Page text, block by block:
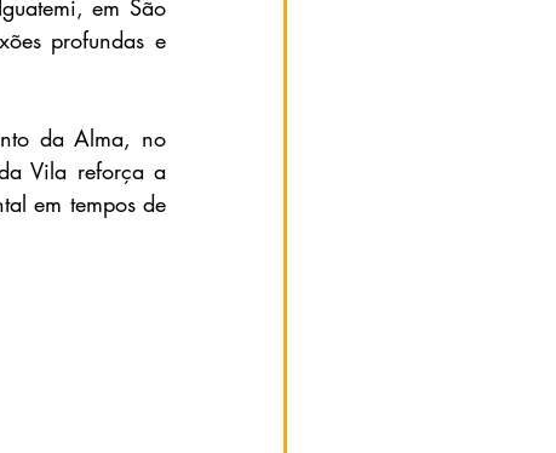
em São
profundas e
da Alma, no
Vila reforça a
em tempos de